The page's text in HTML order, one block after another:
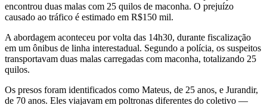
encontrou duas malas com 25 quilos de maconha. O prejuízo
causado ao tráfico é estimado em R$150 mil.
A abordagem aconteceu por volta das 14h30, durante fiscalização
em um ônibus de linha interestadual. Segundo a polícia, os suspeitos
transportavam duas malas carregadas com maconha, totalizando 25
quilos.
Os presos foram identificados como Mateus, de 25 anos, e Jurandir,
de 70 anos. Eles viajavam em poltronas diferentes do coletivo —